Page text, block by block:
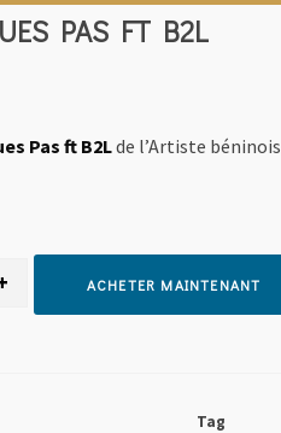
PAS FT B2L
Pas ft B2Lde l’Artiste béninois
ACHETER MAINTENANT
Tag